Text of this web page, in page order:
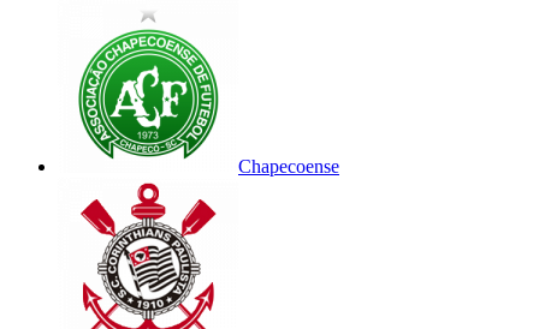
Chapecoense